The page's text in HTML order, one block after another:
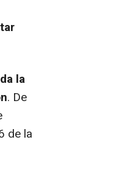
la
. De
de la